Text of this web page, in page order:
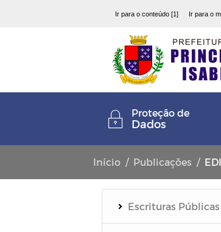
Ir para o conteúdo [1] Ir para o
Proteção de
Dados
Início Publicações
Escrituras Públicas